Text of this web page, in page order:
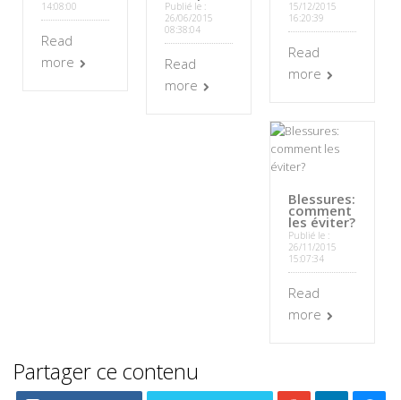
14:08:00
Read
more
Publié le :
26/06/2015
08:38:04
Read
more
15/12/2015
16:20:39
Read
more
Blessures:
comment
les éviter?
Publié le :
26/11/2015
15:07:34
Read
more
Partager ce contenu